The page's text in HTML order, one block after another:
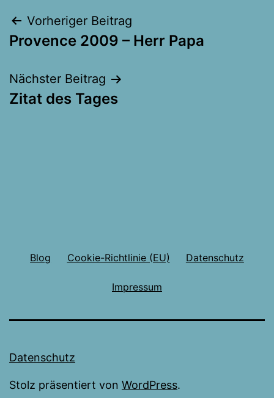
Beitragsnavigation
Vorheriger Beitrag
Provence 2009 – Herr Papa
Nächster Beitrag
Zitat des Tages
Blog Cookie-Richtlinie (EU) Datenschutz
Impressum
Datenschutz
Stolz präsentiert von WordPress.